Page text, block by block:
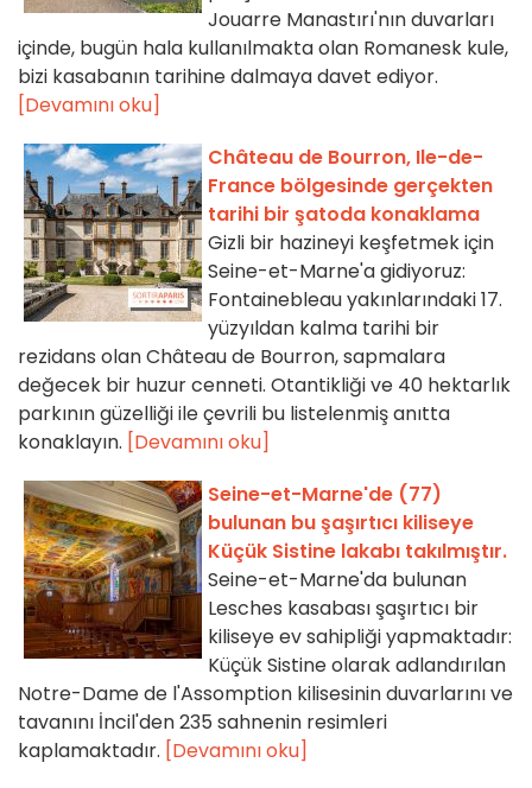
Jouarre Manastırı'nın duvarları
içinde, bugün hala kullanılmakta olan Romanesk kule,
bizi kasabanın tarihine dalmaya davet ediyor.
[Devamını oku]
Château de Bourron, Ile-de-
France bölgesinde gerçekten
tarihi bir şatoda konaklama
Gizli bir hazineyi keşfetmek için
Seine-et-Marne'a gidiyoruz:
Fontainebleau yakınlarındaki 17.
yüzyıldan kalma tarihi bir
rezidans olan Château de Bourron, sapmalara
değecek bir huzur cenneti. Otantikliği ve 40 hektarlık
parkının güzelliği ile çevrili bu listelenmiş anıtta
konaklayın. [Devamını oku]
Seine-et-Marne'de (77)
bulunan bu şaşırtıcı kiliseye
Küçük Sistine lakabı takılmıştır.
Seine-et-Marne'da bulunan
Lesches kasabası şaşırtıcı bir
kiliseye ev sahipliği yapmaktadır:
Küçük Sistine olarak adlandırılan
Notre-Dame de l'Assomption kilisesinin duvarlarını ve
tavanını İncil'den 235 sahnenin resimleri
kaplamaktadır. [Devamını oku]